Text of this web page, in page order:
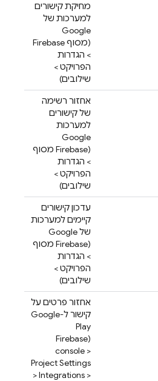
מחיקת קישורים
למערכות של
Google
(מסוףFirebase
> הגדרות
הפרויקט >
שילובים)
אחזור רשימה
של קישורים
למערכות
Google
(
Firebase מסוף
> הגדרות
הפרויקט >
שילובים)
עדכון קישורים
קיימים למערכות
של Google
(
Firebase מסוף
> הגדרות
הפרויקט >
שילובים)
אחזור פרטים על
קישור ל-Google
Play
(
Firebase
console >
Project Settings
> Integrations >